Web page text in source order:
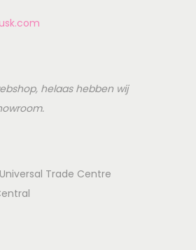
helaas hebben wij
Trade Centre